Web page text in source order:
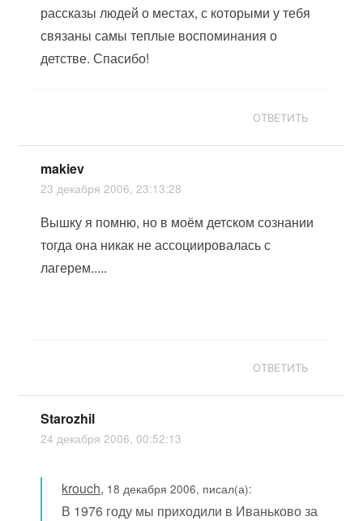
рассказы людей о местах, с которыми у тебя
связаны самы теплые воспоминания о
детстве. Спасибо!
ОТВЕТИТЬ
makiev
23 декабря 2006, 23:13:28
Вышку я помню, но в моём детском сознании
тогда она никак не ассоциировалась с
лагерем.....
ОТВЕТИТЬ
Starozhil
24 декабря 2006, 00:52:13
krouch, 18 декабря 2006, писал(а):
В 1976 году мы приходили в Иваньково за